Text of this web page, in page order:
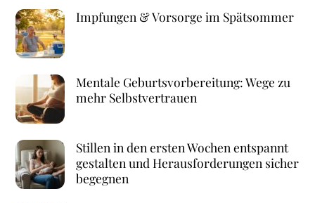
Impfungen & Vorsorge im Spätsommer
Mentale Geburtsvorbereitung: Wege zu
mehr Selbstvertrauen
Stillen in den ersten Wochen entspannt
gestalten und Herausforderungen sicher
begegnen